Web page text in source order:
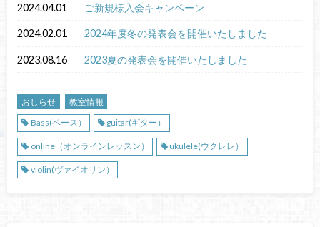
2024.04.01 ご新規様入会キャンペーン
2024.02.01 2024年度冬の発表会を開催いたしました
2023.08.16 2023夏の発表会を開催いたしました
おしらせ
教室情報
Bass(ベース）
guitar(ギター）
online（オンラインレッスン） ukulele(ウクレレ）
violin(ヴァイオリン）